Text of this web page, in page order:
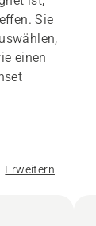
Sie
einen
Erweitern